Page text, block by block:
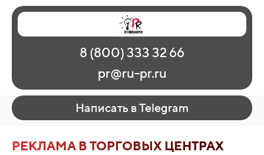
Главная
Наши работы
О рекламе
Регионы
Контакты
8 (800) 333 32 66
pr@ru-pr.ru
Написать в Telegram
РЕКЛАМА В ТОРГОВЫХ ЦЕНТРАХ